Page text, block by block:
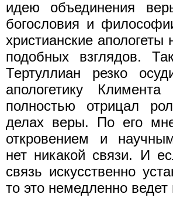
идею объединения
богословия и
христианские апологеты
подобных взглядов.
Тертуллиан резко
апологетику
полностью отрицал
делах веры. По его
откровением и
нет никакой связи. И
связь искусственно
то это немедленно ведет